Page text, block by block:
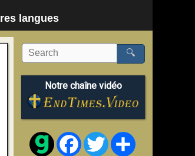
langues
🔍
Notre chaîne vidéo
FacebookTwitter